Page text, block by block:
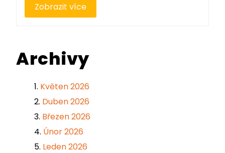
Zobrazit více
Archivy
Květen 2026
Duben 2026
Březen 2026
Únor 2026
Leden 2026